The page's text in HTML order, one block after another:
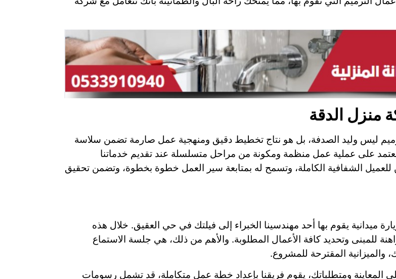
منزل الدقة
ليس وليد الصدفة، بل هو نتاج تخطيط دقيق ومنهجية عمل صارمة تضمن سلاسة
على عملية عمل منظمة ومكونة من مراحل متسلسلة عند تقديم خدماتنا
الشفافية الكاملة، وتسمح له بمتابعة سير العمل خطوة بخطوة، وتضمن تحقيق
ميدانية يقوم بها أحد مهندسينا الخبراء إلى فيلتك في حي العقيق. خلال هذه
للمبنى وتحديد كافة الأعمال المطلوبة. والأهم من ذلك، هي جلسة الاستماع
المقترحة للمشروع.
المعاينة ومتطلباتك، يقوم فريقنا بإعداد خطة عمل متكاملة، قد تشمل رسومات